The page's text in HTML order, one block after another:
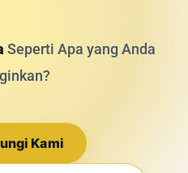
Seperti Apa yang Anda
Kami